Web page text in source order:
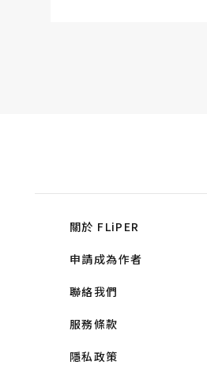
關於 FLiPER
申請成為作者
聯絡我們
服務條款
隱私政策